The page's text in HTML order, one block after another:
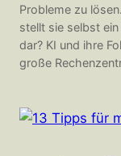
Probleme zu
stellt sie selbst
dar? KI und ihre
große